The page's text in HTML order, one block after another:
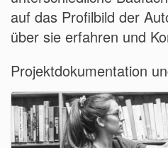
auf das Profilbild der
über sie erfahren und
Projektdokumentation